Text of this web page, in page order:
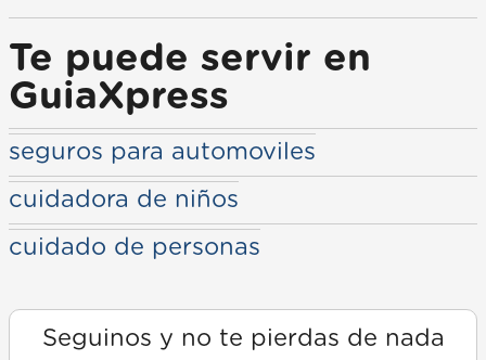
Te puede servir en
GuiaXpress
seguros para automoviles
cuidadora de niños
cuidado de personas
Seguinos y no te pierdas de nada